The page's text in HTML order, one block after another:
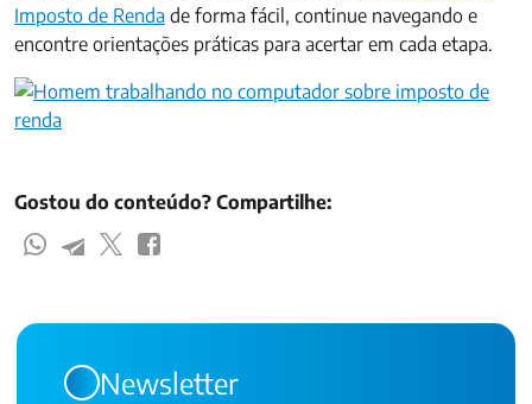
Imposto de Renda de forma fácil, continue navegando e
encontre orientações práticas para acertar em cada etapa.
Gostou do conteúdo? Compartilhe:
Newsletter